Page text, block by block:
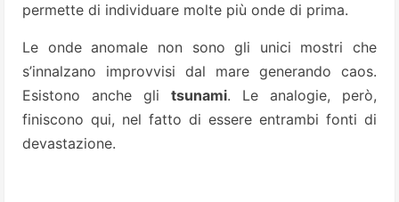
permette di individuare molte più onde di prima.
Le onde anomale non sono gli unici mostri che
s’innalzano improvvisi dal mare generando caos.
Esistono anche gli tsunami. Le analogie, però,
finiscono qui, nel fatto di essere entrambi fonti di
devastazione.